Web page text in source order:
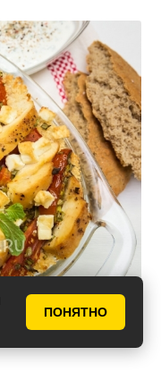
ПОНЯТНО